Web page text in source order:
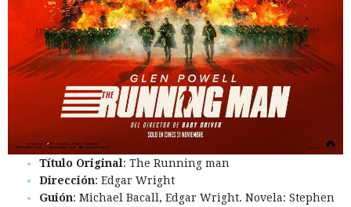
Título Original: The Running man
Dirección: Edgar Wright
Guión: Michael Bacall, Edgar Wright. Novela: Stephen